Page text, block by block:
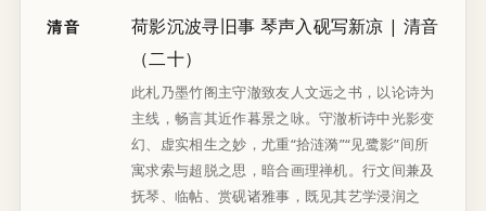
清音
荷影沉波寻旧事 琴声入砚写新凉 | 清音
（二十）
此札乃墨竹阁主守澈致友人文远之书，以论诗为
主线，畅言其近作暮景之咏。守澈析诗中光影变
幻、虚实相生之妙，尤重“拾涟漪”“见鹭影”间所
寓求索与超脱之思，暗合画理禅机。行文间兼及
抚琴、临帖、赏砚诸雅事，既见其艺学浸润之